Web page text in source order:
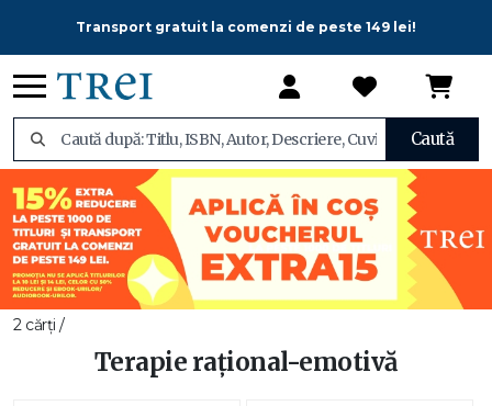
Transport gratuit la comenzi de peste 149 lei!
Caută
2 cărți /
Terapie rațional-emotivă